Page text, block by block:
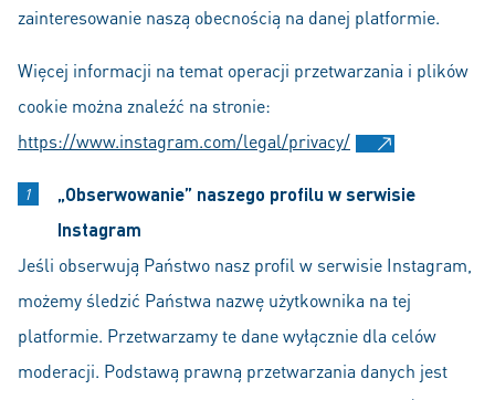
zainteresowanie naszą obecnością na danej platformie.
Więcej informacji na temat operacji przetwarzania i plików
cookie można znaleźć na stronie:
https://www.instagram.com/legal/privacy/
„Obserwowanie” naszego profilu w serwisie
Instagram
Jeśli obserwują Państwo nasz profil w serwisie Instagram,
możemy śledzić Państwa nazwę użytkownika na tej
platformie. Przetwarzamy te dane wyłącznie dla celów
moderacji. Podstawą prawną przetwarzania danych jest